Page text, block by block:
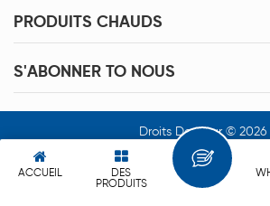
PRODUITS CHAUDS
S'ABONNER TO NOUS
Droits Dauteur © 2026
Xiamen Acey New Energy Technology
Sont Réservés.
ACCUEIL
DES
PRODUITS